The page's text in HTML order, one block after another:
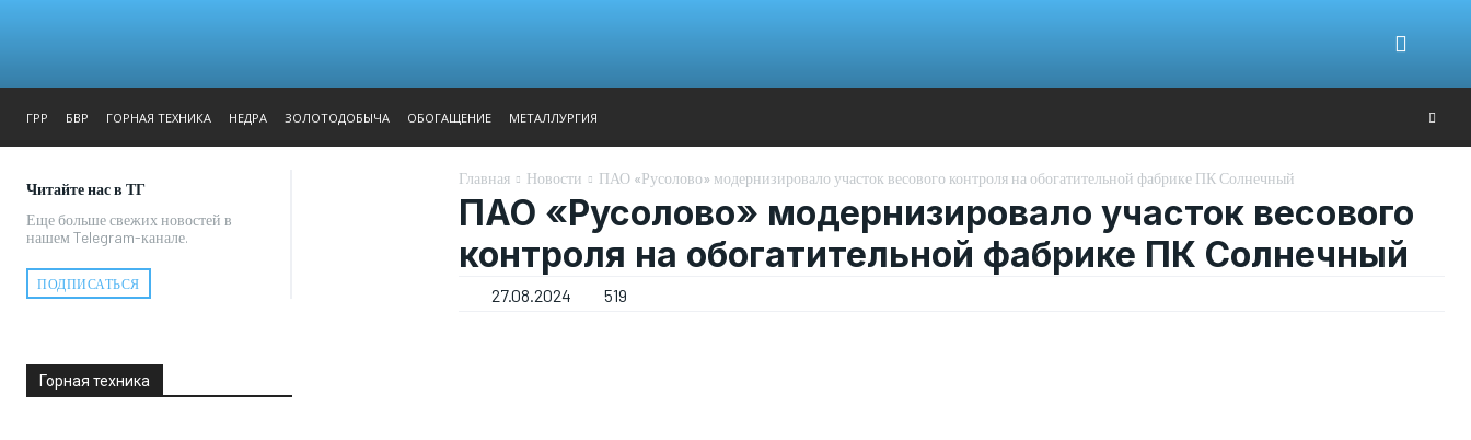
ГРР БВР ГОРНАЯ ТЕХНИКА НЕДРА ЗОЛОТОДОБЫЧА ОБОГАЩЕНИЕ МЕТАЛЛУРГИЯ
Читайте нас в ТГ
Еще больше свежих новостей в
нашем Telegram-канале.
ПОДПИСАТЬСЯ
Горная техника
Главная Новости ПАО «Русолово» модернизировало участок весового контроля на обогатительной фабрике ПК Солнечный
ПАО «Русолово» модернизировало участок весового
контроля на обогатительной фабрике ПК Солнечный
27.08.2024 519